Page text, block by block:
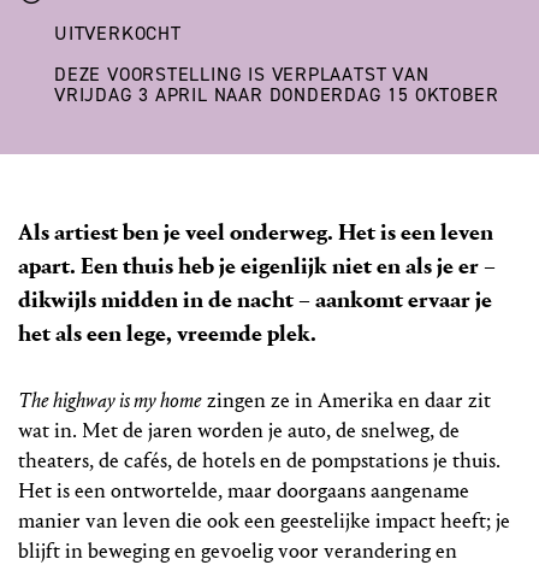
Als artiest ben je veel onderweg. Het is een leven
apart. Een thuis heb je eigenlijk niet en als je er –
dikwijls midden in de nacht – aankomt ervaar je
het als een lege, vreemde plek.
The highway is my homezingen ze in Amerika en daar zit
wat in. Met de jaren worden je auto, de snelweg, de
theaters, de cafés, de hotels en de pompstations je thuis.
Het is een ontwortelde, maar doorgaans aangename
manier van leven die ook een geestelijke impact heeft; je
blijft in beweging en gevoelig voor verandering en
UITVERKOCHT
DEZE VOORSTELLING IS VERPLAATST VAN
VRIJDAG 3 APRIL NAAR DONDERDAG 15 OKTOBER